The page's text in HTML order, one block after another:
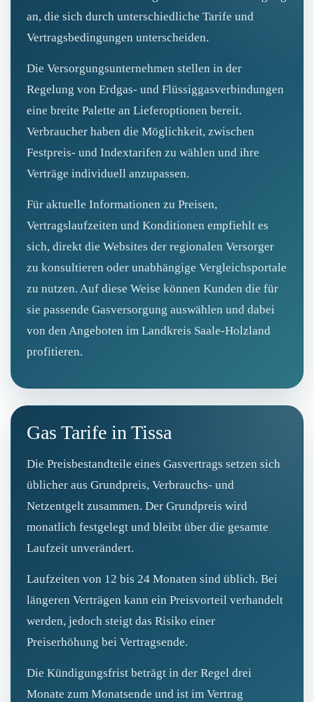
an, die sich durch unterschiedliche Tarife und
Vertragsbedingungen unterscheiden.
Die Versorgungsunternehmen stellen in der
Regelung von Erdgas- und Flüssiggasverbindungen
eine breite Palette an Lieferoptionen bereit.
Verbraucher haben die Möglichkeit, zwischen
Festpreis‑ und Indextarifen zu wählen und ihre
Verträge individuell anzupassen.
Für aktuelle Informationen zu Preisen,
Vertragslaufzeiten und Konditionen empfiehlt es
sich, direkt die Websites der regionalen Versorger
zu konsultieren oder unabhängige Vergleichsportale
zu nutzen. Auf diese Weise können Kunden die für
sie passende Gasversorgung auswählen und dabei
von den Angeboten im Landkreis Saale-Holzland
profitieren.
Gas Tarife in Tissa
Die Preisbestandteile eines Gasvertrags setzen sich
üblicher aus Grundpreis, Verbrauchs- und
Netzentgelt zusammen. Der Grundpreis wird
monatlich festgelegt und bleibt über die gesamte
Laufzeit unverändert.
Laufzeiten von 12 bis 24 Monaten sind üblich. Bei
längeren Verträgen kann ein Preisvorteil verhandelt
werden, jedoch steigt das Risiko einer
Preiserhöhung bei Vertragsende.
Die Kündigungsfrist beträgt in der Regel drei
Monate zum Monatsende und ist im Vertrag